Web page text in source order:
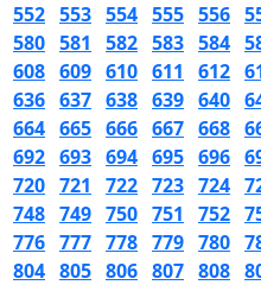
552 553 554 555 556
580 581 582 583 584
608 609 610 611 612
636 637 638 639 640
664 665 666 667 668
692 693 694 695 696
720 721 722 723 724
748 749 750 751 752
776 777 778 779 780
804 805 806 807 808